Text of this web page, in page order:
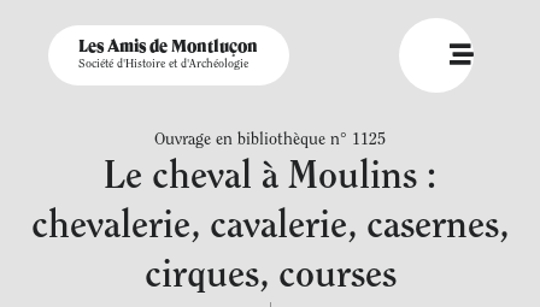
Les Amis de Montluçon
Société d'Histoire et d'Archéologie
Ouvrage en bibliothèque n° 1125
Le cheval à Moulins :
chevalerie, cavalerie, casernes,
cirques, courses